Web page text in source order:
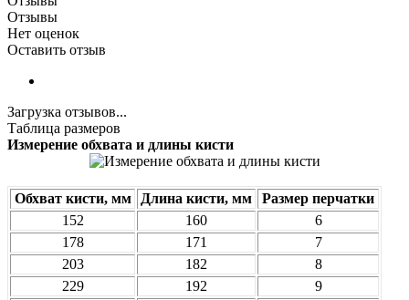
Отзывы
Нет оценок
Оставить отзыв
Загрузка отзывов...
Таблица размеров
Измерение обхвата и длины кисти
Обхват кисти, мм Длина кисти, мм
Размер перчатки
152
160
6
178
171
7
203
182
8
229
192
9